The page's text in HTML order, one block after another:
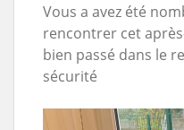
Vous a avez été
rencontrer cet
bien passé dans le
sécurité